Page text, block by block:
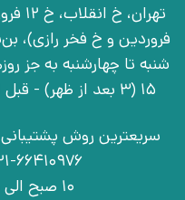
15 (3 بعد از ظهر) - قبل از تشریف آوردن تماس بگیرید
سریعترین روش پشتیبانی
021-66410976 | 09030925756
10 صبح الی 15 (3 بعد از ظهر)